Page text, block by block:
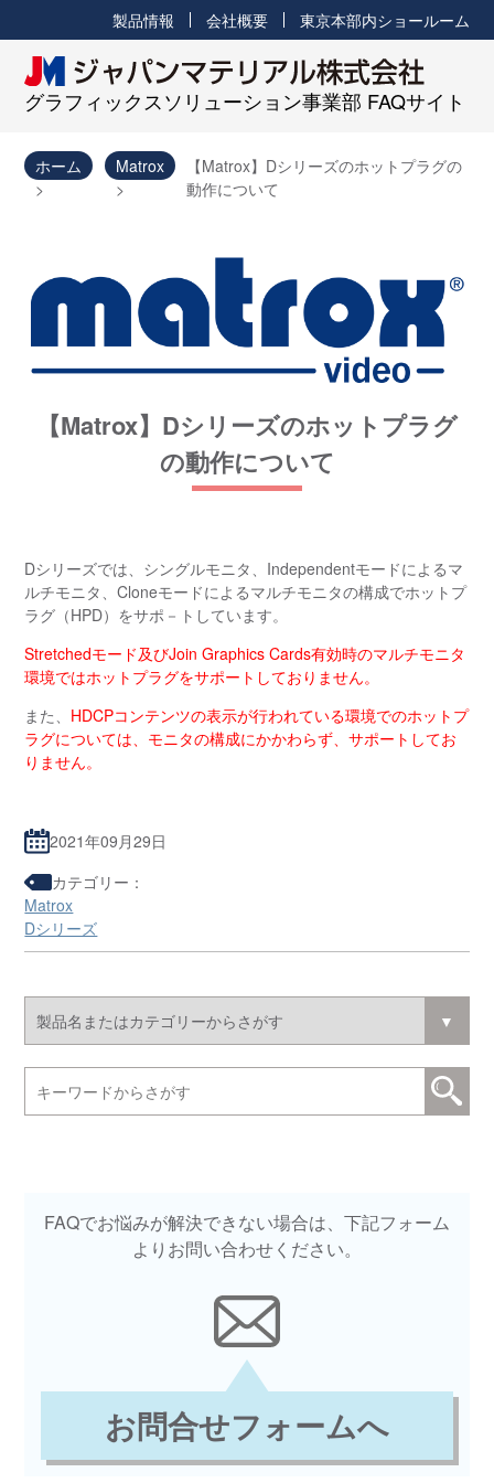
グラフィックスソリューション事業部 FAQサイト
製品情報 会社概要 東京本部内ショールーム
ホーム Matrox
【Matrox】Dシリーズのホットプラグの
動作について
【Matrox】Dシリーズのホットプラグ
の動作について
Dシリーズでは、シングルモニタ、Independentモードによるマ
ルチモニタ、Cloneモードによるマルチモニタの構成でホットプ
ラグ（HPD）をサポ－トしています。
Stretchedモード及びJoin Graphics Cards有効時のマルチモニタ
環境ではホットプラグをサポートしておりません。
また、 HDCPコンテンツの表示が行われている環境でのホットプ
ラグについては、モニタの構成にかかわらず、サポートしてお
りません。
2021年09月29日
カテゴリー：
Matrox
Dシリーズ
FAQでお悩みが解決できない場合は、下記フォーム
よりお問い合わせください。
お問合せフォームへ